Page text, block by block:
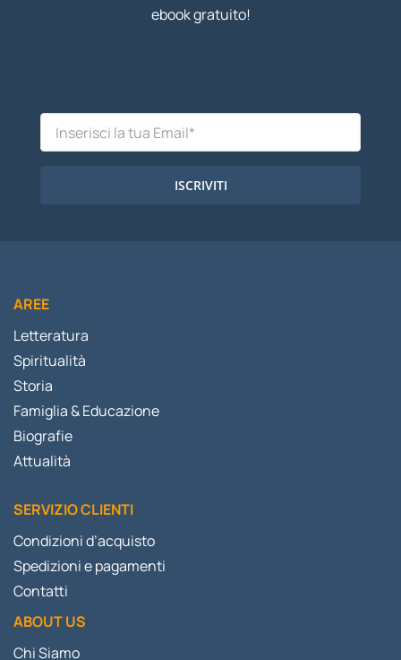
ebook gratuito!
ISCRIVITI
AREE
Letteratura
Spiritualità
Storia
Famiglia & Educazione
Biografie
Attualità
SERVIZIO CLIENTI
Condizioni d’acquisto
Spedizioni e pagamenti
Contatti
ABOUT US
Chi Siamo